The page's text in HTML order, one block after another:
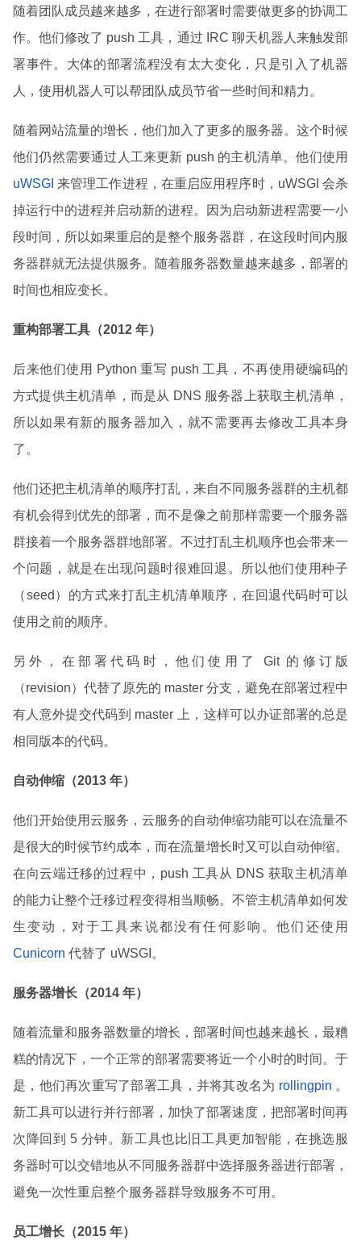
随着团队成员越来越多，在进行部署时需要做更多的协调工
作。他们修改了 push 工具，通过 IRC 聊天机器人来触发部
署事件。大体的部署流程没有太大变化，只是引入了机器
人，使用机器人可以帮团队成员节省一些时间和精力。
随着网站流量的增长，他们加入了更多的服务器。这个时候
他们仍然需要通过人工来更新 push 的主机清单。他们使用
uWSGI来管理工作进程，在重启应用程序时，uWSGI 会杀
掉运行中的进程并启动新的进程。因为启动新进程需要一小
段时间，所以如果重启的是整个服务器群，在这段时间内服
务器群就无法提供服务。随着服务器数量越来越多，部署的
时间也相应变长。
重构部署工具（2012 年）
后来他们使用 Python 重写 push 工具，不再使用硬编码的
方式提供主机清单，而是从 DNS 服务器上获取主机清单，
所以如果有新的服务器加入，就不需要再去修改工具本身
了。
他们还把主机清单的顺序打乱，来自不同服务器群的主机都
有机会得到优先的部署，而不是像之前那样需要一个服务器
群接着一个服务器群地部署。不过打乱主机顺序也会带来一
个问题，就是在出现问题时很难回退。所以他们使用种子
（seed）的方式来打乱主机清单顺序，在回退代码时可以
使用之前的顺序。
另外，在部署代码时，他们使用了 Git 的修订版
（revision）代替了原先的 master 分支，避免在部署过程中
有人意外提交代码到 master 上，这样可以办证部署的总是
相同版本的代码。
自动伸缩（2013 年）
他们开始使用云服务，云服务的自动伸缩功能可以在流量不
是很大的时候节约成本，而在流量增长时又可以自动伸缩。
在向云端迁移的过程中，push 工具从 DNS 获取主机清单
的能力让整个迁移过程变得相当顺畅。不管主机清单如何发
生变动，对于工具来说都没有任何影响。他们还使用
Cunicorn 代替了 uWSGI。
服务器增长（2014 年）
随着流量和服务器数量的增长，部署时间也越来越长，最糟
糕的情况下，一个正常的部署需要将近一个小时的时间。于
是，他们再次重写了部署工具，并将其改名为 rollingpin 。
新工具可以进行并行部署，加快了部署速度，把部署时间再
次降回到 5 分钟。新工具也比旧工具更加智能，在挑选服
务器时可以交错地从不同服务器群中选择服务器进行部署，
避免一次性重启整个服务器群导致服务不可用。
员工增长（2015 年）